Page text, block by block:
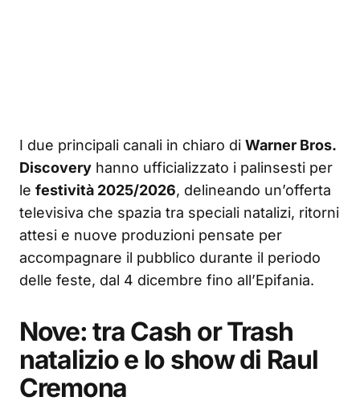
I due principali canali in chiaro di Warner Bros.
Discovery hanno ufficializzato i palinsesti per
le festività 2025/2026, delineando un’offerta
televisiva che spazia tra speciali natalizi, ritorni
attesi e nuove produzioni pensate per
accompagnare il pubblico durante il periodo
delle feste, dal 4 dicembre fino all’Epifania.
Nove: tra Cash or Trash
natalizio e lo show di Raul
Cremona